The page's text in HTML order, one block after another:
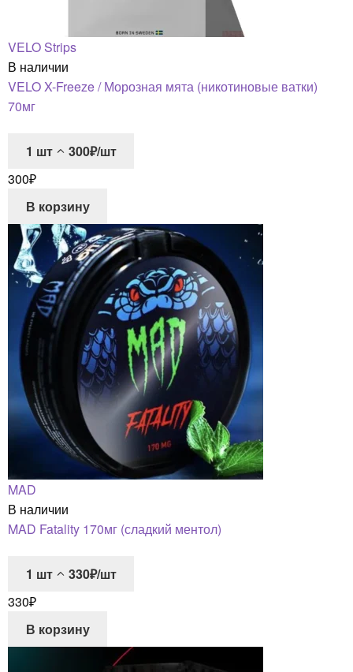
VELO Strips
В наличии
VELO X-Freeze / Морозная мята (никотиновые ватки)
70мг
1 шт
300₽/шт
300₽
В корзину
MAD
В наличии
MAD Fatality 170мг (сладкий ментол)
1 шт
330₽/шт
330₽
В корзину